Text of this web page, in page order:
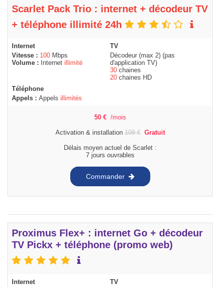
Scarlet Pack Trio : internet + décodeur TV
+ téléphone illimité 24h
Internet
Vitesse : 100 Mbps
Volume :
Internet illimité
TV
Décodeur (max 2) (pas
d'application TV)
30 chaines
20 chaines HD
Téléphone
Appels : Appels illimités
50 € /mois
Activation & installation108€ Gratuit
Délais moyen actuel de Scarlet :
7 jours ouvrables
Commander
Proximus Flex+ : internet Go + décodeur
TV Pickx + téléphone (promo web)
Internet
TV